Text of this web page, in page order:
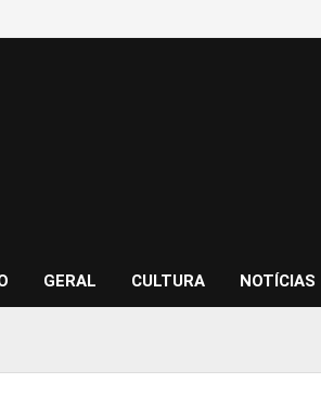
GERAL CULTURA NOTÍCIAS